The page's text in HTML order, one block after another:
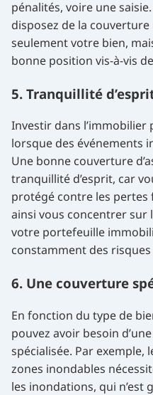
pénalités, voire une
disposez de la
seulement votre bien,
bonne position vis-à-vis
5. Tranquillité
Investir dans
lorsque des événements
Une bonne couverture
tranquillité d’esprit, car
protégé contre les pertes
ainsi vous concentrer sur
votre portefeuille
constamment des
6. Une couverture
En fonction du type de
pouvez avoir besoin
spécialisée. Par exemple,
zones inondables
les inondations, qui n’est